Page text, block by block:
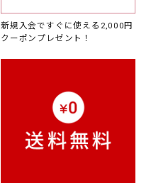
新規入会ですぐに使える2,000円
クーポンプレゼント！